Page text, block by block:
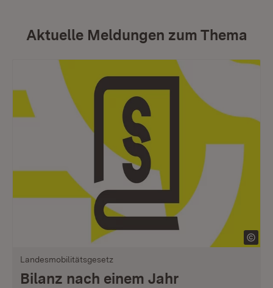
Aktuelle Meldungen zum Thema
Landesmobilitätsgesetz
Bilanz nach einem Jahr